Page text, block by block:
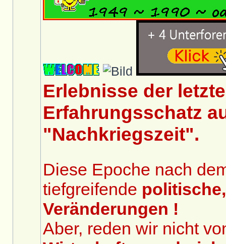
Erlebnisse der
Erfahrungsschatz
"Nachkriegszeit".
Diese Epoche nach
tiefgreifende
Veränderungen !
Aber, reden wir nicht